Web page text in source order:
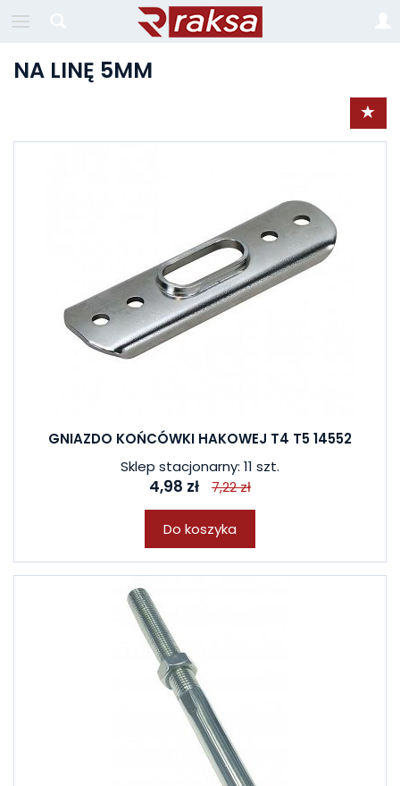
NA LINĘ 5MM
GNIAZDO KOŃCÓWKI HAKOWEJ T4 T5 14552
Sklep stacjonarny: 11 szt.
4,98 zł 7,22 zł
Do koszyka